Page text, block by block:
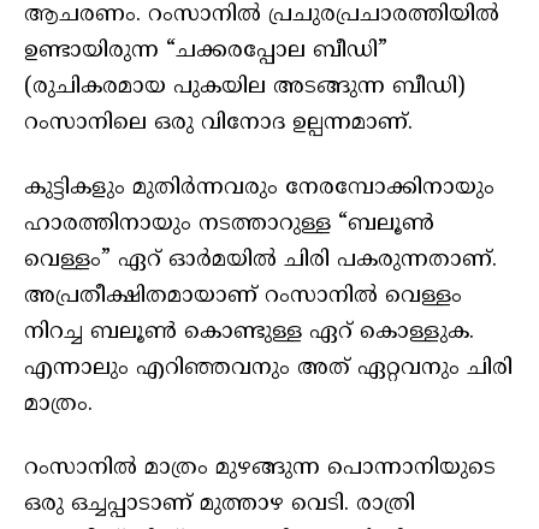
ആചരണം. റംസാനിൽ പ്രചുരപ്രചാരത്തിയിൽ
ഉണ്ടായിരുന്ന “ചക്കരപ്പോല ബീഡി”
(രുചികരമായ പുകയില അടങ്ങുന്ന ബീഡി)
റംസാനിലെ ഒരു വിനോദ ഉല്പന്നമാണ്.
കുട്ടികളും മുതിർന്നവരും നേരമ്പോക്കിനായും
ഹാരത്തിനായും നടത്താറുള്ള “ബലൂൺ
വെള്ളം” ഏറ് ഓർമയിൽ ചിരി പകരുന്നതാണ്.
അപ്രതീക്ഷിതമായാണ് റംസാനിൽ വെള്ളം
നിറച്ച ബലൂൺ കൊണ്ടുള്ള ഏറ് കൊള്ളുക.
എന്നാലും എറിഞ്ഞവനും അത് ഏറ്റവനും ചിരി
മാത്രം.
റംസാനില്‍ മാത്രം മുഴങ്ങുന്ന പൊന്നാനിയുടെ
ഒരു ഒച്ചപ്പാടാണ് മുത്താഴ വെടി. രാത്രി